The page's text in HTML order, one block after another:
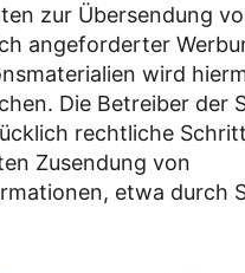
zur Übersendung
angeforderter
wird
Die Betreiber der
rechtliche
Zusendung von
etwa durch